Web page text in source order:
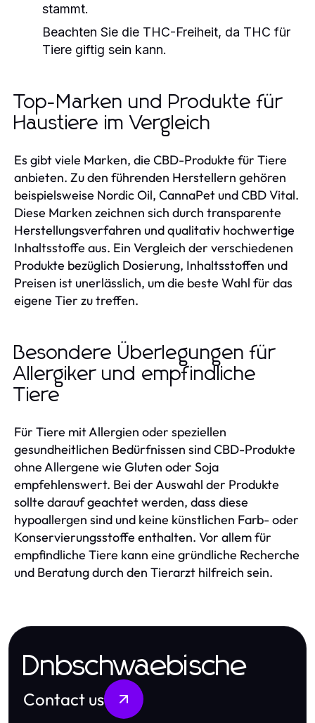
stammt.
Beachten Sie die THC-Freiheit, da THC für
Tiere giftig sein kann.
Top-Marken und Produkte für
Haustiere im Vergleich
Es gibt viele Marken, die CBD-Produkte für Tiere
anbieten. Zu den führenden Herstellern gehören
beispielsweise Nordic Oil, CannaPet und CBD Vital.
Diese Marken zeichnen sich durch transparente
Herstellungsverfahren und qualitativ hochwertige
Inhaltsstoffe aus. Ein Vergleich der verschiedenen
Produkte bezüglich Dosierung, Inhaltsstoffen und
Preisen ist unerlässlich, um die beste Wahl für das
eigene Tier zu treffen.
Besondere Überlegungen für
Allergiker und empfindliche
Tiere
Für Tiere mit Allergien oder speziellen
gesundheitlichen Bedürfnissen sind CBD-Produkte
ohne Allergene wie Gluten oder Soja
empfehlenswert. Bei der Auswahl der Produkte
sollte darauf geachtet werden, dass diese
hypoallergen sind und keine künstlichen Farb- oder
Konservierungsstoffe enthalten. Vor allem für
empfindliche Tiere kann eine gründliche Recherche
und Beratung durch den Tierarzt hilfreich sein.
Dnbschwaebische
Contact us